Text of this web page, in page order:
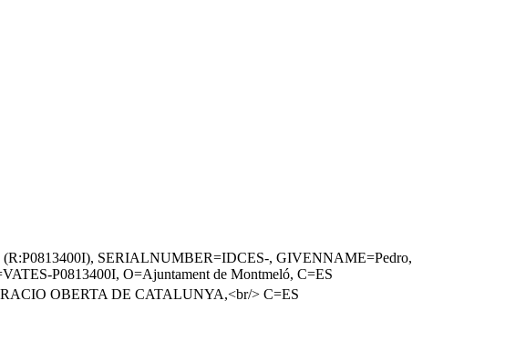
(R:P0813400I), SERIALNUMBER=IDCES-, GIVENNAME=Pedro,
P0813400I, O=Ajuntament de Montmeló, C=ES
OBERTA DE CATALUNYA,<br/> C=ES